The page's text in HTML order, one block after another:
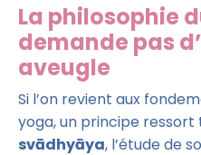
La philosophie
demande pas
aveugle
Si l’on revient aux
yoga, un principe
svādhyāya, l’étude de